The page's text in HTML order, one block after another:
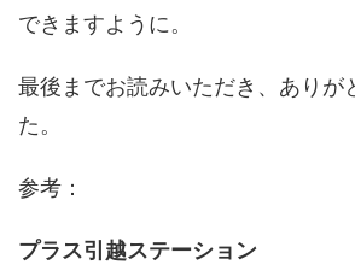
できますように。
最後までお読みいただき、ありが
た。
参考：
プラス引越ステーション